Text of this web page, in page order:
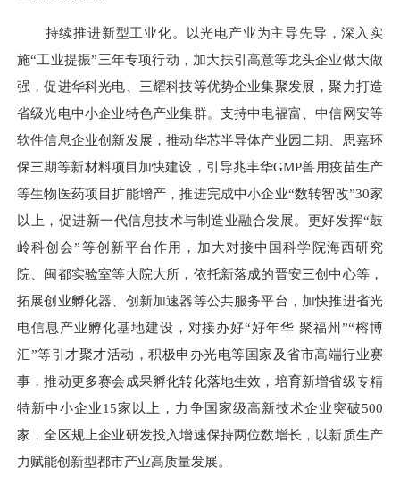
持续推进新型工业化。以光电产业为主导先导，深入实
施“工业提振”三年专项行动，加大扶引高意等龙头企业做大做
强，促进华科光电、三耀科技等优势企业集聚发展，聚力打造
省级光电中小企业特色产业集群。支持中电福富、中信网安等
软件信息企业创新发展，推动华芯半导体产业园二期、思嘉环
保三期等新材料项目加快建设，引导兆丰华GMP兽用疫苗生产
等生物医药项目扩能增产，推进完成中小企业“数转智改”30家
以上，促进新一代信息技术与制造业融合发展。更好发挥“鼓
岭科创会”等创新平台作用，加大对接中国科学院海西研究
院、闽都实验室等大院大所，依托新落成的晋安三创中心等，
拓展创业孵化器、创新加速器等公共服务平台，加快推进省光
电信息产业孵化基地建设，对接办好“好年华 聚福州”“榕博
汇”等引才聚才活动，积极申办光电等国家及省市高端行业赛
事，推动更多赛会成果孵化转化落地生效，培育新增省级专精
特新中小企业15家以上，力争国家级高新技术企业突破500
家，全区规上企业研发投入增速保持两位数增长，以新质生产
力赋能创新型都市产业高质量发展。